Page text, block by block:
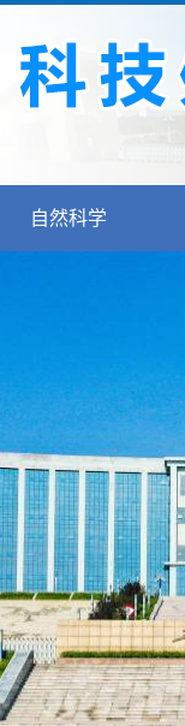
自然科学